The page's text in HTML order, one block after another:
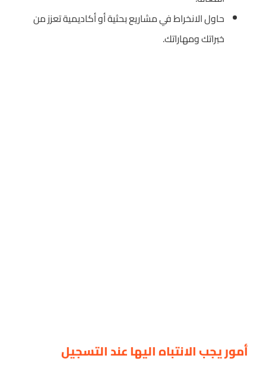
حاول الانخراط في مشاريع بحثية أو أكاديمية تعزز من
خبراتك ومهاراتك.
أمور يجب الانتباه اليها عند التسجيل